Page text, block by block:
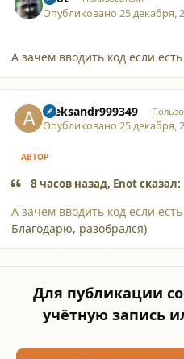
Опубликовано25 декабря,
А зачем вводить код если
Aleksandr999349
Опубликовано25 декабря,
АВТОР
8 часов назад, Enot сказал:
А зачем вводить код если
Благодарю, разобрался)
Для публикации
учётную запись